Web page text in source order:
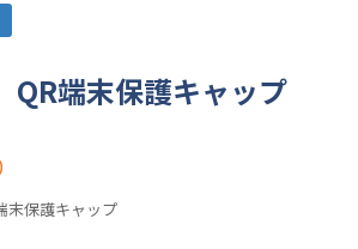
端末保護キャップ
末保護キャップ